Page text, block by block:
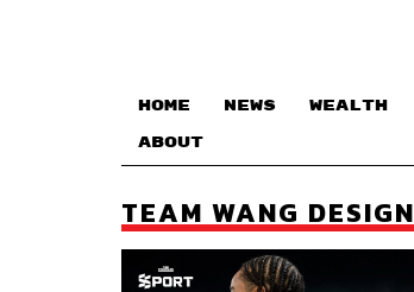
HOME NEWS WEALTH
ABOUT
TEAM WANG DESIGN